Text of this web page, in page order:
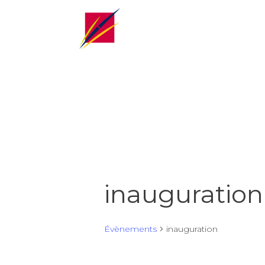
inauguration
Évènements inauguration